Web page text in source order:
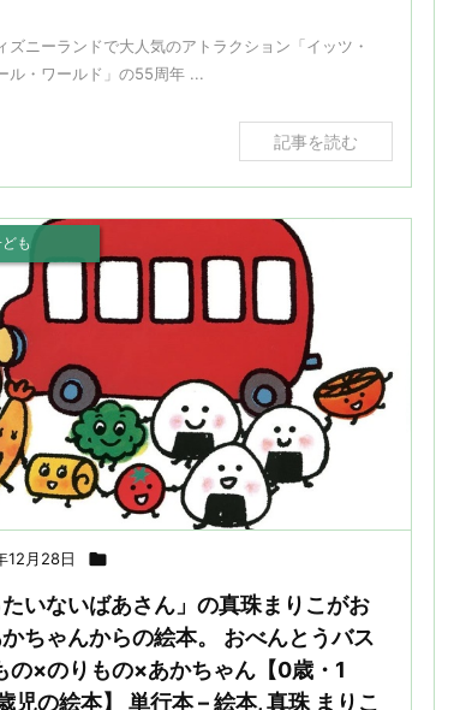
ズニーランドで大人気のアトラクション「イッツ・
ル・ワールド」の55周年 ...
記事を読む
12月28日 
も
たいないばあさん」の真珠まりこがお
かちゃんからの絵本。 おべんとうバス
の×のりもの×あかちゃん【0歳・1
児の絵本】 単行本 – 絵本, 真珠 まりこ